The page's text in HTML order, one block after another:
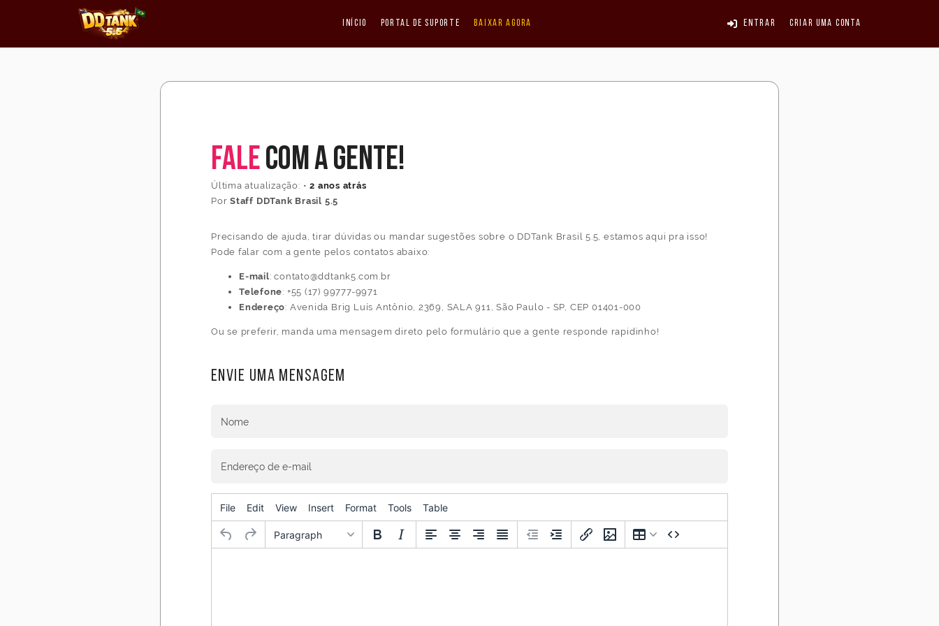
Início Portal de Suporte Baixar agora Entrar Criar uma conta
Idioma
do jogo
Falecom a gente!
Última atualização: •2 anos atrás
PorStaff DDTank Brasil 5.5
Precisando de ajuda, tirar dúvidas ou mandar sugestões sobre o DDTank Brasil 5.5, estamos aqui pra isso!
Pode falar com a gente pelos contatos abaixo:
E-mail: contato@ddtank5.com.br
Telefone: +55 (17) 99777-9971
Endereço: Avenida Brig Luís Antônio, 2369, SALA 911, São Paulo - SP, CEP 01401-000
Ou se preferir, manda uma mensagem direto pelo formulário que a gente responde rapidinho!
Envie uma mensagem
Nome
Endereço de e-mail
File Edit View Insert Format Tools Table
Paragraph